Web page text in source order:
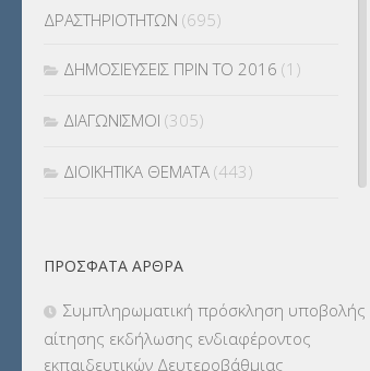
ΔΡΑΣΤΗΡΙΟΤΗΤΩΝ (695)
ΔΗΜΟΣΙΕΥΣΕΙΣ ΠΡΙΝ ΤΟ 2016 (1)
ΔΙΑΓΩΝΙΣΜΟΙ (305)
ΔΙΟΙΚΗΤΙΚΑ ΘΕΜΑΤΑ (443)
ΕΚΔΡΟΜΕΣ(7.354)
ΕΚΠΑΙΔΕΥΤΙΚΑ ΘΕΜΑΤΑ (2.824)
ΠΡΌΣΦΑΤΑ ΆΡΘΡΑ
Συμπληρωματική πρόσκληση υποβολής
αίτησης εκδήλωσης ενδιαφέροντος
εκπαιδευτικών Δευτεροβάθμιας